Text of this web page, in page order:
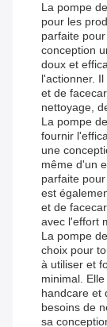
La pompe
pour les
parfaite
conception
doux et
l'actionner.
et de
nettoyage,
La pompe
fournir
une
même d'un
parfaite
est
et de
avec l'effort
La pompe
choix pour
à utiliser et
minimal.
handcare et
besoins de
sa